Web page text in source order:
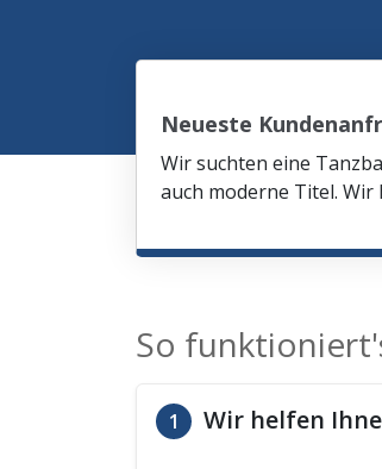
Neueste
Wir suchten eine
auch moderne Titel.
So
1 Wir helfen